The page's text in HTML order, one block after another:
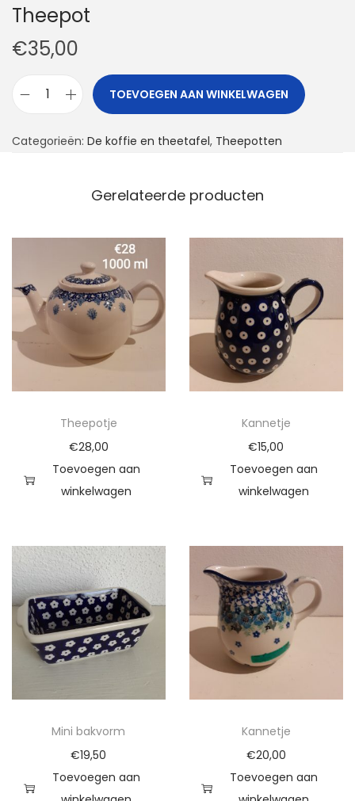
Theepot
€35,00
e
t
n
t
l
TOEVOEGEN AAN WINKELWAGEN
Categorieën: De koffie en theetafel, Theepotten
Gerelateerde producten
Theepotje
€28,00
Toevoegen aan
winkelwagen
Kannetje
€15,00
Toevoegen aan
winkelwagen
Mini bakvorm
€19,50
Toevoegen aan
Kannetje
€20,00
Toevoegen aan